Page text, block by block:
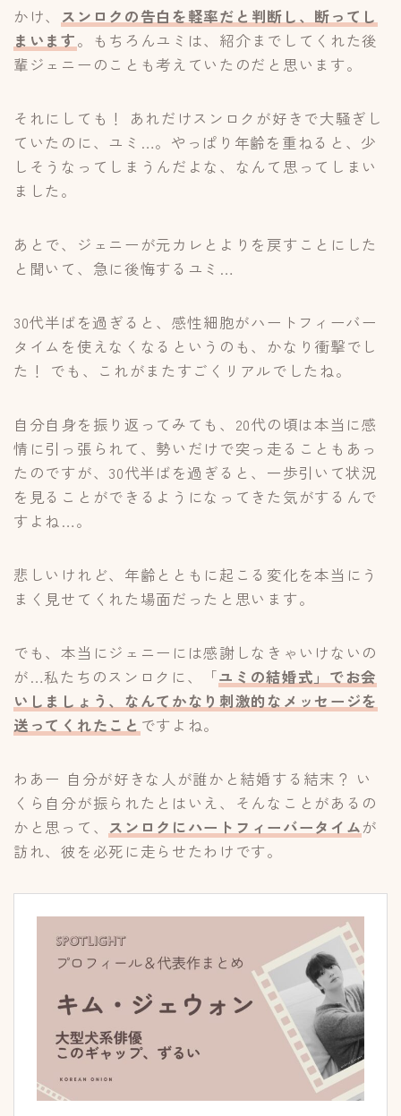
かけ、 スンロクの告白を軽率だと判断し、断ってし
まいます。もちろんユミは、紹介までしてくれた後
輩ジェニーのことも考えていたのだと思います。
それにしても！ あれだけスンロクが好きで大騒ぎし
ていたのに、ユミ…。やっぱり年齢を重ねると、少
しそうなってしまうんだよな、なんて思ってしまい
ました。
あとで、ジェニーが元カレとよりを戻すことにした
と聞いて、急に後悔するユミ…
30代半ばを過ぎると、感性細胞がハートフィーバー
タイムを使えなくなるというのも、かなり衝撃でし
た！ でも、これがまたすごくリアルでしたね。
自分自身を振り返ってみても、20代の頃は本当に感
情に引っ張られて、勢いだけで突っ走ることもあっ
たのですが、30代半ばを過ぎると、一歩引いて状況
を見ることができるようになってきた気がするんで
すよね…。
悲しいけれど、年齢とともに起こる変化を本当にう
まく見せてくれた場面だったと思います。
でも、本当にジェニーには感謝しなきゃいけないの
が…私たちのスンロクに、「ユミの結婚式」でお会
いしましょう、なんてかなり刺激的なメッセージを
送ってくれたこと ですよね。
わあー 自分が好きな人が誰かと結婚する結末？ い
くら自分が振られたとはいえ、そんなことがあるの
かと思って、 スンロクにハートフィーバータイムが
訪れ、彼を必死に走らせたわけです。